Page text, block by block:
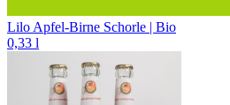
Lilo Apfel-Birne Schorle | Bio
0,33 l